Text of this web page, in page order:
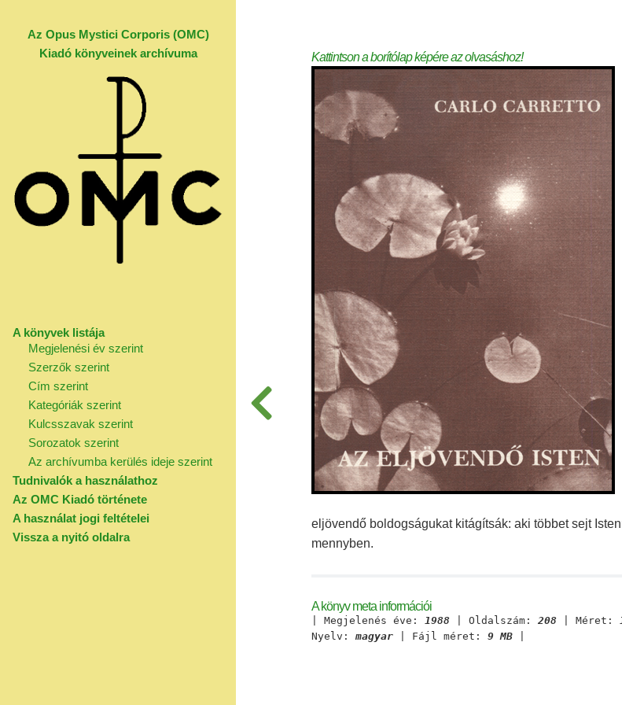
Az Opus Mystici Corporis (OMC)
Kiadó könyveinek archívuma
A könyvek listája
Megjelenési év szerint
Szerzők szerint
Cím szerint
Kategóriák szerint
Kulcsszavak szerint
Sorozatok szerint
Az archívumba kerülés ideje szerint
Tudnivalók a használathoz
Az OMC Kiadó története
A használat jogi feltételei
Vissza a nyitó oldalra
Kattintson a borítólap képére az olvasáshoz!
eljövendő boldogságukat kitágítsák: aki többet sejt
mennyben.
A könyv meta információi
| Megjelenés éve: 1988 | Oldalszám: 208 | Méret:
Nyelv: magyar | Fájl méret: 9 MB